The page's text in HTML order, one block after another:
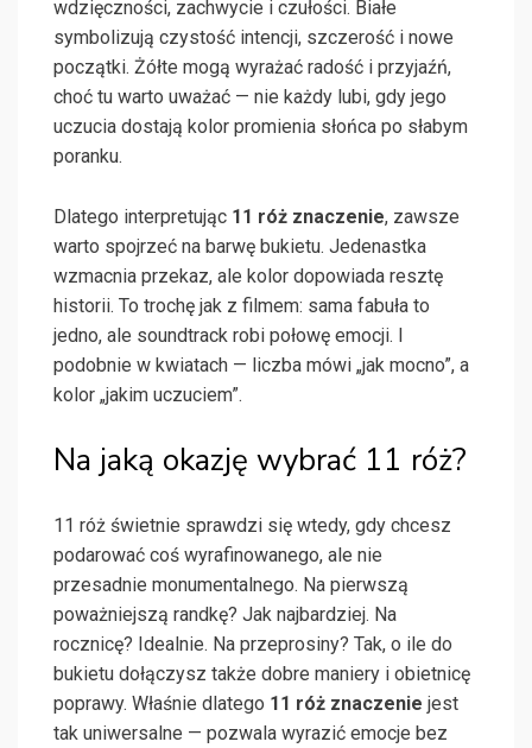
wdzięczności, zachwycie i czułości. Białe
symbolizują czystość intencji, szczerość i nowe
początki. Żółte mogą wyrażać radość i przyjaźń,
choć tu warto uważać — nie każdy lubi, gdy jego
uczucia dostają kolor promienia słońca po słabym
poranku.
Dlatego interpretując 11 róż znaczenie, zawsze
warto spojrzeć na barwę bukietu. Jedenastka
wzmacnia przekaz, ale kolor dopowiada resztę
historii. To trochę jak z filmem: sama fabuła to
jedno, ale soundtrack robi połowę emocji. I
podobnie w kwiatach — liczba mówi „jak mocno”, a
kolor „jakim uczuciem”.
Na jaką okazję wybrać 11 róż?
11 róż świetnie sprawdzi się wtedy, gdy chcesz
podarować coś wyrafinowanego, ale nie
przesadnie monumentalnego. Na pierwszą
poważniejszą randkę? Jak najbardziej. Na
rocznicę? Idealnie. Na przeprosiny? Tak, o ile do
bukietu dołączysz także dobre maniery i obietnicę
poprawy. Właśnie dlatego 11 róż znaczenie jest
tak uniwersalne — pozwala wyrazić emocje bez